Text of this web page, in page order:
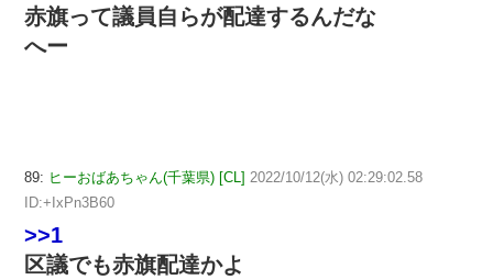
赤旗って議員自らが配達するんだな
へー
89: ヒーおばあちゃん(千葉県) [CL] 2022/10/12(水) 02:29:02.58
ID:+IxPn3B60
>>1
区議でも赤旗配達かよ